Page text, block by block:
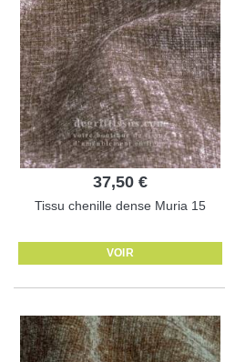
37,50 €
Tissu chenille dense Muria 15
VOIR